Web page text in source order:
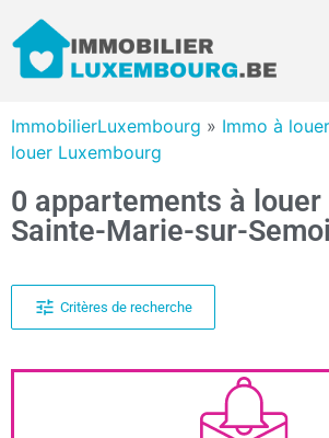
ImmobilierLuxembourg » Immo à louer
louer Luxembourg
0 appartements à louer
Sainte-Marie-sur-
Critères de recherche